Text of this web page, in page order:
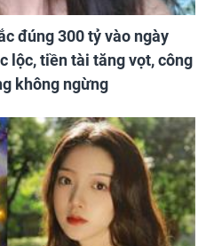
đúng 300 tỷ vào ngày
lộc, tiền tài tăng vọt, công
không ngừng